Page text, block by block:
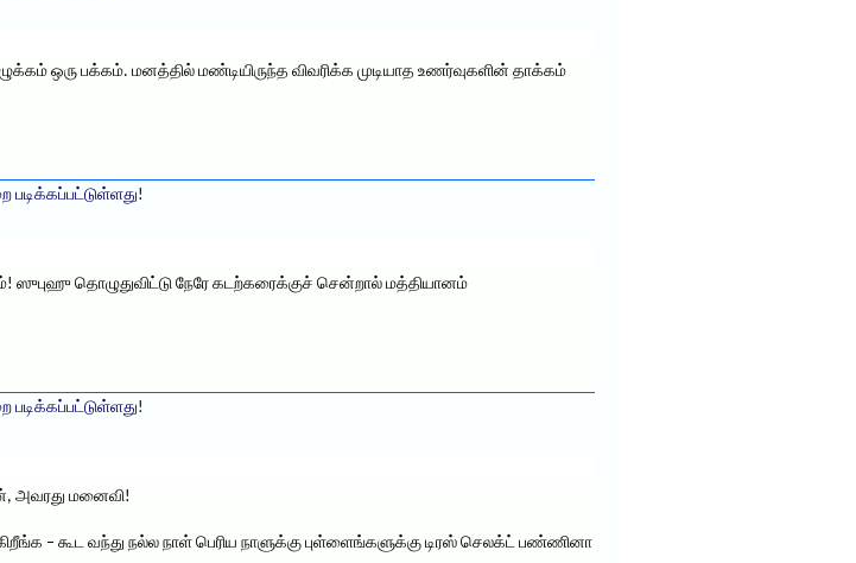
ஒரு பக்கம். மனத்தில் மண்டியிருந்த விவரிக்க முடியாத உணர்வுகளின் தாக்கம்
படிக்கப்பட்டுள்ளது!
தொழுதுவிட்டு நேரே கடற்கரைக்குச் சென்றால் மத்தியானம்
படிக்கப்பட்டுள்ளது!
அவரது மனைவி!
– கூட வந்து நல்ல நாள் பெரிய நாளுக்கு புள்ளைங்களுக்கு டிரஸ் செலக்ட் பண்ணினா